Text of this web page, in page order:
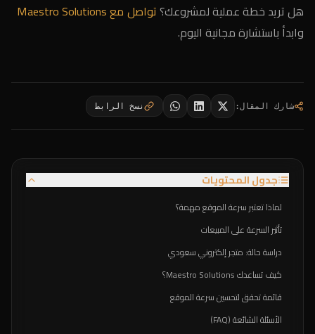
هل تريد خطة عملية لمشروعك؟تواصل مع Maestro Solutions
وابدأ باستشارة مجانية اليوم.
شارك المقال: نسخ الرابط
جدول المحتويات
لماذا تعتبر سرعة الموقع مهمة؟
تأثير السرعة على المبيعات
دراسة حالة: متجر إلكتروني سعودي
كيف تساعدك Maestro Solutions؟
قائمة تحقق لتحسين سرعة الموقع
الأسئلة الشائعة (FAQ)